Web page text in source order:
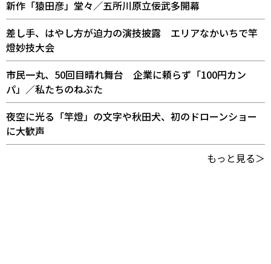
新作「猿田彦」堂々／五所川原立佞武多開幕
差し手、はやし方が迫力の演技披露 エリアなかいちで竿
燈妙技大会
市民一丸、50回目晴れ舞台 企業に頼らず「100円カン
パ」／私たちのねぶた
夜空に光る「竿燈」の文字や秋田犬、初のドローンショー
に大歓声
もっと見る＞